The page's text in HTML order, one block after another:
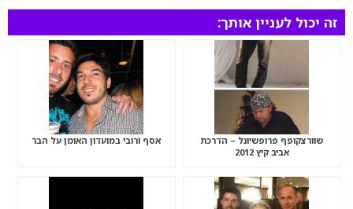
זה יכול לעניין אותך:
שוורצקופף פרופשיונל – הדרכת
אביב קיץ 2012
אסף ורובי במועדון האומן על הבר